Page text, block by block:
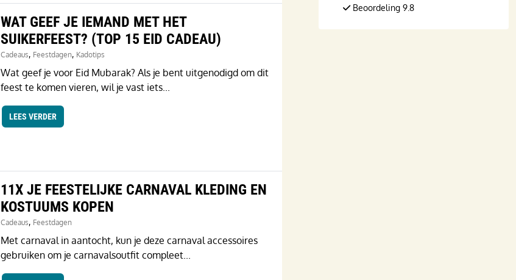
WAT GEEF JE IEMAND MET HET
SUIKERFEEST? (TOP 15 EID CADEAU)
Cadeaus, Feestdagen, Kadotips
Wat geef je voor Eid Mubarak? Als je bent uitgenodigd om dit
feest te komen vieren, wil je vast iets...
LEES VERDER
11X JE FEESTELIJKE CARNAVAL KLEDING EN
KOSTUUMS KOPEN
Cadeaus, Feestdagen
Met carnaval in aantocht, kun je deze carnaval accessoires
gebruiken om je carnavalsoutfit compleet...
Beoordeling 9.8